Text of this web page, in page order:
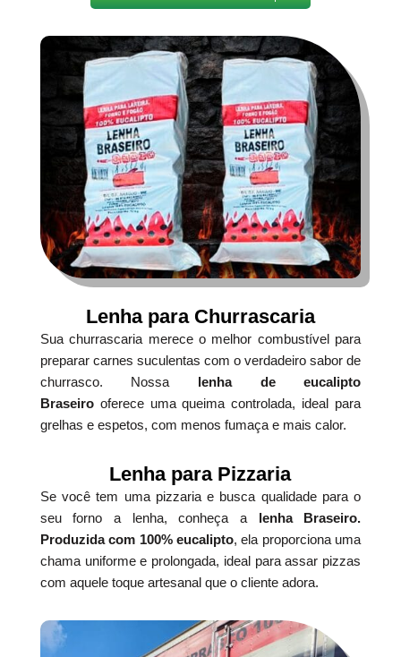
Lenha para Churrascaria
Sua churrascaria merece o melhor combustível para
preparar carnes suculentas com o verdadeiro sabor de
churrasco. Nossa lenha de eucalipto
Braseirooferece uma queima controlada, ideal para
grelhas e espetos, com menos fumaça e mais calor.
Lenha para Pizzaria
Se você tem uma pizzaria e busca qualidade para o
seu forno a lenha, conheça a lenha Braseiro.
Produzida com 100% eucalipto, ela proporciona uma
chama uniforme e prolongada, ideal para assar pizzas
com aquele toque artesanal que o cliente adora.